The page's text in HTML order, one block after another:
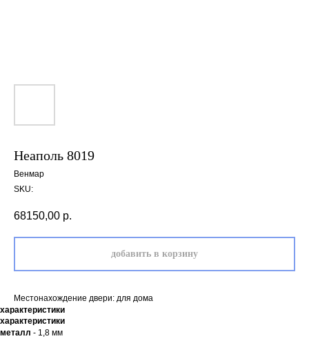
Неаполь 8019
Венмар
SKU:
68150,00 р.
добавить в корзину
Местонахождение двери: для дома
характеристики
характеристики
металл - 1,8 мм